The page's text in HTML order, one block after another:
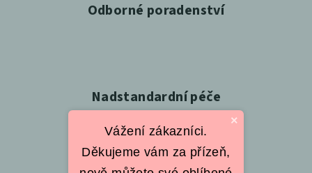
Odborné poradenství
Nadstandardní péče
×
Vážení zákazníci.
Děkujeme vám za přízeň,